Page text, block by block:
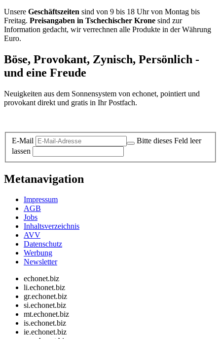
Unsere Geschäftszeiten sind von 9 bis 18 Uhr von Montag bis
Freitag. Preisangaben in Tschechischer Krone sind zur
Information gedacht, wir verrechnen alle Produkte in der Währung
Euro.
Böse, Provokant, Zynisch, Persönlich -
und eine Freude
Neuigkeiten aus dem Sonnensystem von echonet, pointiert und
provokant direkt und gratis in Ihr Postfach.
E-Mail
Bitte dieses Feld leer
lassen
Metanavigation
Impressum
AGB
Jobs
Inhaltsverzeichnis
AVV
Datenschutz
Werbung
Newsletter
echonet.biz
li.echonet.biz
gr.echonet.biz
si.echonet.biz
mt.echonet.biz
is.echonet.biz
ie.echonet.biz